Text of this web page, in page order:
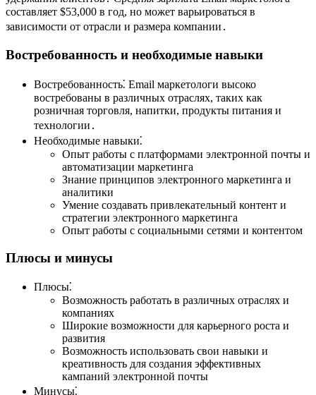
составляет $53,000 в год, но может варьироваться в
зависимости от отрасли и размера компании․
Востребованность и необходимые навыки
Востребованность⁚ Email маркетологи высоко
востребованы в различных отраслях, таких как
розничная торговля, напитки, продукты питания и
технологии․
Необходимые навыки⁚
Опыт работы с платформами электронной почты и
автоматизации маркетинга
Знание принципов электронного маркетинга и
аналитики
Умение создавать привлекательный контент и
стратегии электронного маркетинга
Опыт работы с социальными сетями и контентом
Плюсы и минусы
Плюсы⁚
Возможность работать в различных отраслях и
компаниях
Широкие возможности для карьерного роста и
развития
Возможность использовать свои навыки и
креативность для создания эффективных
кампаний электронной почты
Минусы⁚